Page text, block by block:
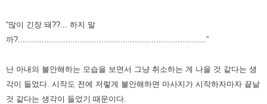
“많이 긴장 돼??... 하지 말
까?...............................................................................”
난 아내의 불안해하는 모습을 보면서 그냥 취소하는 게 나을 것 같다는 생
각이 들었다. 시작도 전에 저렇게 불안해하면 마사지가 시작하자마자 끝날
것 같다는 생각이 들었기 때문이다.